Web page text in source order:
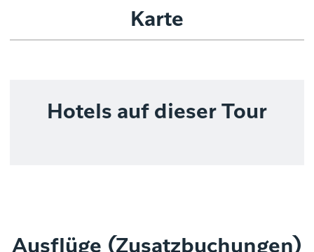
Karte
Hotels auf dieser Tour
Ausflüge (Zusatzbuchungen)